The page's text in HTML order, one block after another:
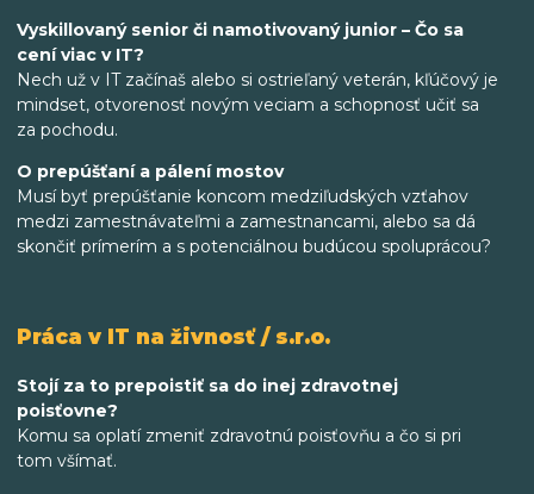
Vyskillovaný senior či namotivovaný junior – Čo sa
cení viac v IT?
Nech už v IT začínaš alebo si ostrieľaný veterán, kľúčový je
mindset, otvorenosť novým veciam a schopnosť učiť sa
za pochodu.
O prepúšťaní a pálení mostov
Musí byť prepúšťanie koncom medziľudských vzťahov
medzi zamestnávateľmi a zamestnancami, alebo sa dá
skončiť prímerím a s potenciálnou budúcou spoluprácou?
Práca v IT na živnosť / s.r.o.
Stojí za to prepoistiť sa do inej zdravotnej
poisťovne?
Komu sa oplatí zmeniť zdravotnú poisťovňu a čo si pri
tom všímať.